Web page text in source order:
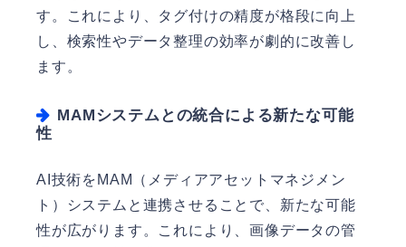
す。これにより、タグ付けの精度が格段に向上
し、検索性やデータ整理の効率が劇的に改善し
ます。
MAMシステムとの統合による新たな可能
性
AI技術をMAM（メディアアセットマネジメン
ト）システムと連携させることで、新たな可能
性が広がります。これにより、画像データの管